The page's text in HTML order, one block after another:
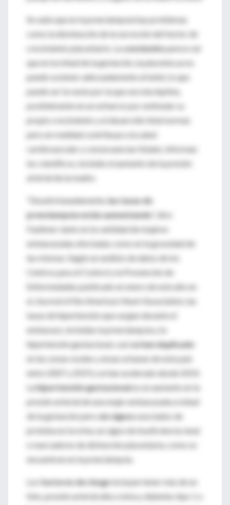
Se sabe que en la preeclampsia hay problemas
como la disminución de la secreción del factor de
crecimiento placentario. Laconclusiónparece ser
que en la mitad de la gestación, la placenta ya no
puede sostener adecuadamente al bebé, lo que
puede ser la razón por la que secreta leptina,
posiblemente en un esfuerzo por estimular su
propio crecimiento y el desarrollo fetal normal,
pero en realidad contribuye a la salud
cardiovascular y consecuencias fetales, informan
los científicos, incluido el aumento de la presión
arterial de la madre.
“Desafortunadamente,las tasas de
preeclampsia están aumentando
”, dice
Faulkner, tanto en la cantidad de mujeres
embarazadas afectadas como en la gravedad de
las mismas. Según un análisis de datos de los
Centros para el Control y la Prevención de
Enfermedades publicado en enero de este año en
Journal of the American Heart Association , las
tasas de hipertensión que surgen durante el
embarazo, incluidas la preeclampsia y la
hipertensión gestacional, casise han duplicado
en las zonas rurales y áreas urbanas de este país
entre 2007 y 2019 y se han acelerado desde 2014.
Lahipertensión gestacionales un aumento en la
presión arterial de una mujer embarazada a mitad
de la gestación perosin signosasociados de
proteína en la orina, un signo de insuficiencia renal
o marcadores de disfunción placentaria, como se
encuentran en la preeclampsia.
Los factores de riesgoincluyen tener más de un
feto, presión arterial alta crónica, diabetes tipo 1 o